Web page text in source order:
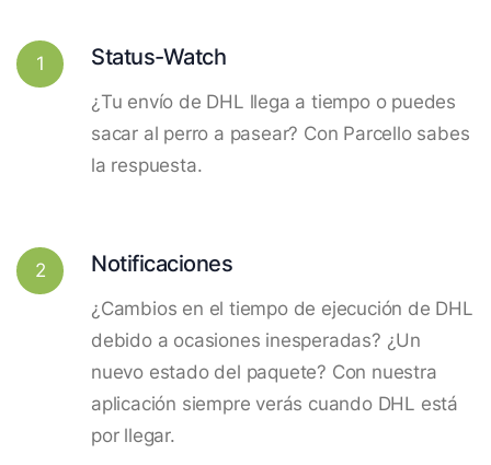
1 Status-Watch
¿Tu envío de DHL llega a tiempo o puedes
sacar al perro a pasear? Con Parcello sabes
la respuesta.
2 Notificaciones
¿Cambios en el tiempo de ejecución de DHL
debido a ocasiones inesperadas? ¿Un
nuevo estado del paquete? Con nuestra
aplicación siempre verás cuando DHL está
por llegar.